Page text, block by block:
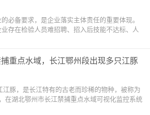
必备要求，是企业落实主体责任的重要体现。
存在检验人员难招聘、招入后技能不达标、人
重点水域，长江鄂州段出现多只江豚
江豚，是长江特有的古老而珍稀的物种，被称为
在湖北鄂州市长江禁捕重点水域可视化监控系统